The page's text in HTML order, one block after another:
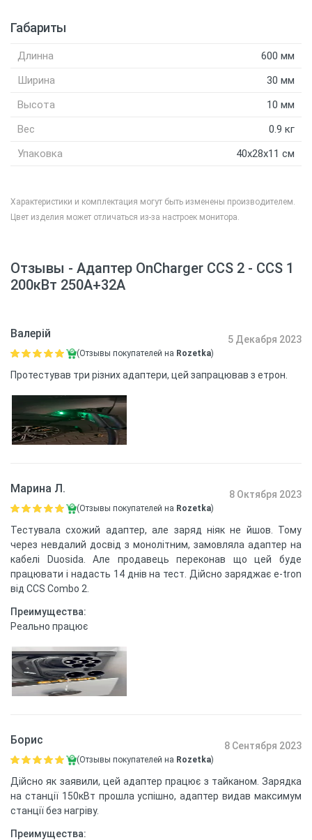
Габариты
Длинна
600 мм
Ширина
30 мм
Высота
10 мм
Вес
0.9 кг
Упаковка
40x28x11 см
Характеристики и комплектация могут быть изменены производителем.
Цвет изделия может отличаться из-за настроек монитора.
Отзывы - Адаптер OnCharger CCS 2 - CCS 1
200кВт 250А+32А
Валерій 5 Декабря 2023
(Отзывы покупателей на Rozetka)
Протестував три різних адаптери, цей запрацював з етрон.
Марина Л. 8 Октября 2023
(Отзывы покупателей на Rozetka)
Тестувала схожий адаптер, але заряд ніяк не йшов. Тому
через невдалий досвід з монолітним, замовляла адаптер на
кабелі Duosida. Але продавець переконав що цей буде
працювати і надасть 14 днів на тест. Дійсно заряджає e-tron
від CCS Combo 2.
Преимущества:
Реально працює
Борис 8 Сентября 2023
(Отзывы покупателей на Rozetka)
Дійсно як заявили, цей адаптер працює з тайканом. Зарядка
на станції 150кВт прошла успішно, адаптер видав максимум
станції без нагріву.
Преимущества: